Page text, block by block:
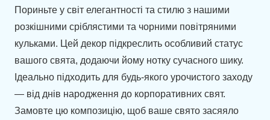
Пориньте у світ елегантності та стилю з нашими
розкішними сріблястими та чорними повітряними
кульками. Цей декор підкреслить особливий статус
вашого свята, додаючи йому нотку сучасного шику.
Ідеально підходить для будь-якого урочистого заходу
— від днів народження до корпоративних свят.
Замовте цю композицію, щоб ваше свято засяяло